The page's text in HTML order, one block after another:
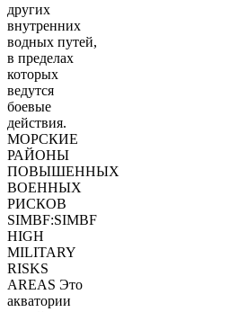
других
внутренних
водных путей,
в пределах
которых
ведутся
боевые
действия.
МОРСКИЕ
РАЙОНЫ
ПОВЫШЕННЫХ
ВОЕННЫХ
РИСКОВ
SIMBF:SIMBF
HIGH
MILITARY
RISKS
AREAS Это
акватории